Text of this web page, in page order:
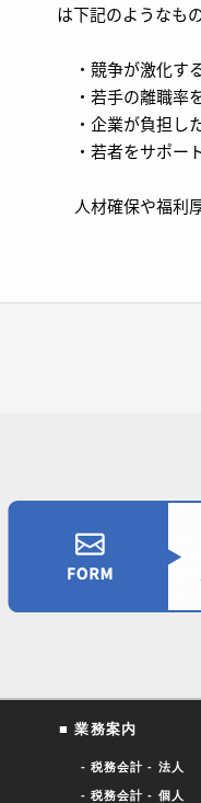
は下記のようなも
・競争が激化す
・若手の離職率
・企業が負担し
・若者をサポー
人材確保や福利
■ 業務案内
- 税務会計 - 法人
- 税務会計 - 個人